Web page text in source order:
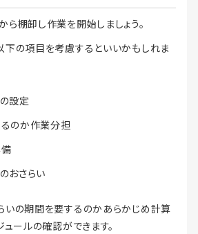
ら棚卸し作業を開始しましょう。
下の項目を考慮するといいかもしれま
設定
のか作業分担
おさらい
いの期間を要するのかあらかじめ計算
ュールの確認ができます。